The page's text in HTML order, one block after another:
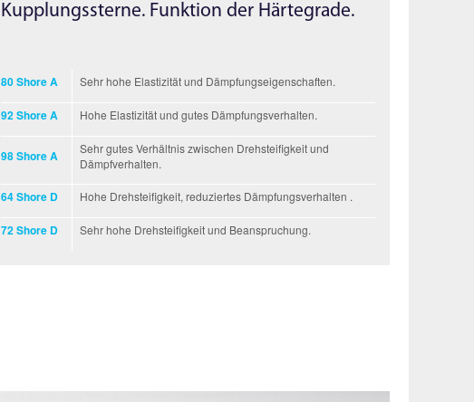
Kupplungs­sterne. Funktion der Härtegrade.
80 Shore A Sehr hohe Elastizität und Dämpfungs­eigenschaften.
92 Shore A Hohe Elastizität und gutes Dämpfungs­verhalten.
98 Shore A
Sehr gutes Verhältnis zwischen Drehsteifigkeit und
Dämpfverhalten.
64 Shore D Hohe Drehsteifigkeit, reduziertes Dämpfungs­verhalten .
72 Shore D Sehr hohe Drehsteifigkeit und Beanspruchung.